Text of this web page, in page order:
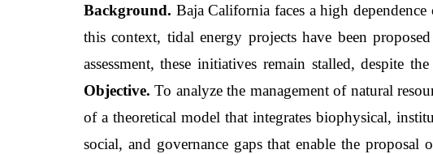
Background. Baja California faces a high
this context, tidal energy projects have been
assessment, these initiatives remain stalled, despite
Objective. To analyze the management of natural
of a theoretical model that integrates biophysical,
social, and governance gaps that enable the